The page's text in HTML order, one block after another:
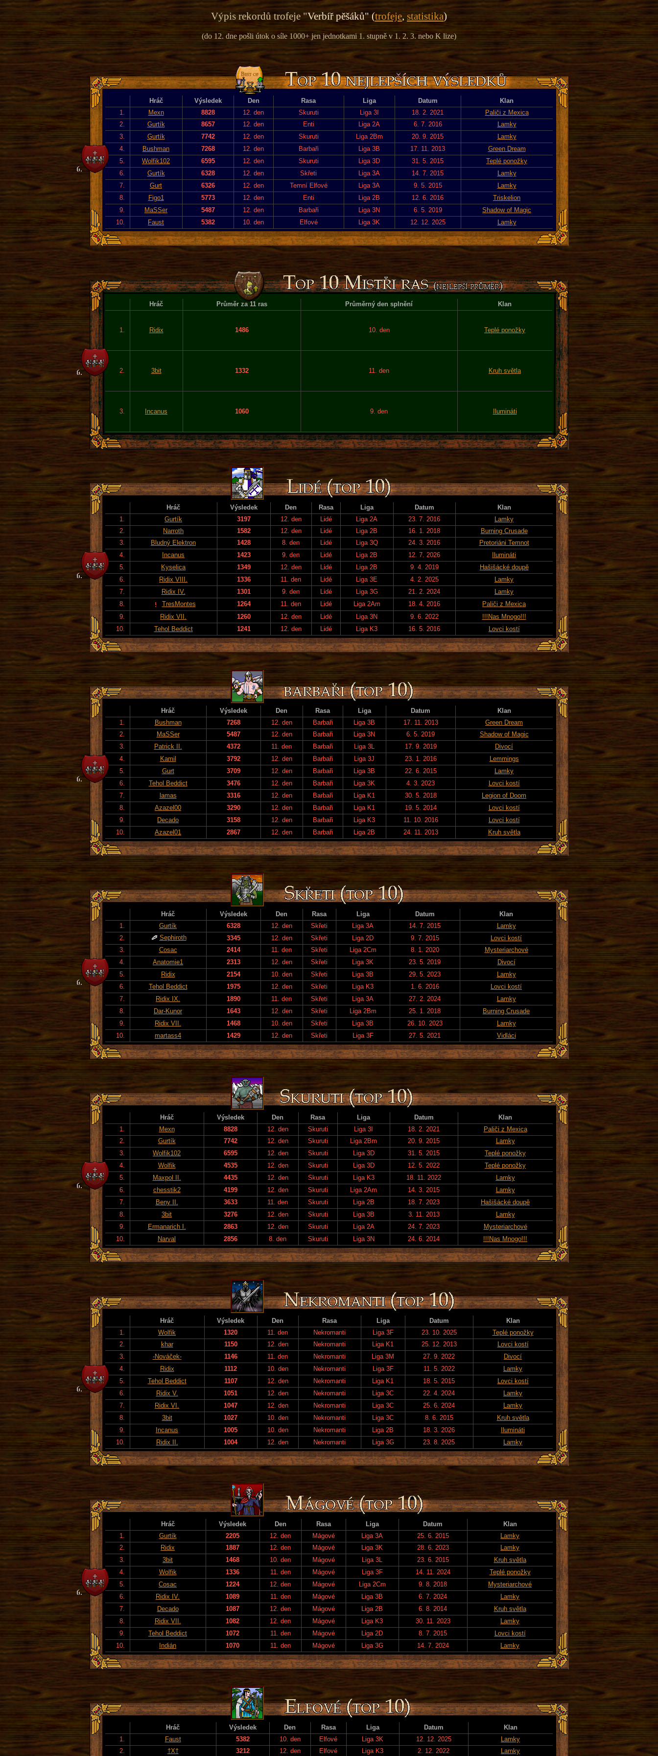
Výpis rekordů trofeje "Verbíř pěšáků" (trofeje,statistika)
(do 12. dne pošli útok o síle 1000+ jen jednotkami 1. stupně v 1. 2. 3. nebo K lize)
Hráč Výsledek Den Rasa Liga Datum
Klan
1.
Mexn 8828 12. den Skuruti Liga 3I 18. 2. 2021
Paliči z Mexica
2.
Gurtík 8657 12. den Enti Liga 2A 6. 7. 2016
Lamky
3.
Gurtík 7742 12. den Skuruti Liga 2Bm 20. 9. 2015
Lamky
4.
Bushman 7268 12. den Barbaři Liga 3B 17. 11. 2013
Green Dream
5.
Wolfik102 6595 12. den Skuruti Liga 3D 31. 5. 2015
Teplé ponožky
6.
Gurtík 6328 12. den Skřeti Liga 3A 14. 7. 2015
Lamky
7.
Gurt 6326 12. den Temní Elfové Liga 3A 9. 5. 2015
Lamky
8.
Figo1 5773 12. den Enti Liga 2B 12. 6. 2016
Triskelion
9.
MaSSer 5487 12. den Barbaři Liga 3N 6. 5. 2019
Shadow of Magic
10.
Faust 5382 10. den Elfové Liga 3K 12. 12. 2025 Lamky
Hráč Průměr za 11 ras Průměrný den splnění Klan
1. Ridix 1486 10. den Teplé ponožky
2. 3bit 1332 11. den Kruh světla
3. Incanus 1060 9. den Ilumináti
Hráč Výsledek Den Rasa Liga Datum
Klan
1.
Gurtík 3197 12. den Lidé Liga 2A 23. 7. 2016
Lamky
2.
Narroth 1582 12. den Lidé Liga 2B 16. 1. 2018
Burning Crusade
3.
Bludný Elektron 1428 8. den Lidé Liga 3Q 24. 3. 2016
Pretoriáni Temnot
4.
Incanus 1423 9. den Lidé Liga 2B 12. 7. 2026
Ilumináti
5.
Kyselica 1349 12. den Lidé Liga 2B 9. 4. 2019
Hašišácké doupě
6.
Ridix VIII. 1336 11. den Lidé Liga 3E 4. 2. 2025
Lamky
7.
Ridix IV. 1301 9. den Lidé Liga 3G 21. 2. 2024
Lamky
8.
TresMontes 1264 11. den Lidé Liga 2Am 18. 4. 2016
Paliči z Mexica
9.
Ridix VII. 1260 12. den Lidé Liga 3N 9. 6. 2022
!!!Nas Mnogo!!!
10.
Tehol Beddict 1241 12. den Lidé Liga K3 16. 5. 2016 Lovci kostí
Hráč Výsledek Den Rasa Liga Datum
Klan
1.
Bushman 7268 12. den Barbaři Liga 3B 17. 11. 2013
Green Dream
2.
MaSSer 5487 12. den Barbaři Liga 3N 6. 5. 2019
Shadow of Magic
3.
Patrick II. 4372 11. den Barbaři Liga 3L 17. 9. 2019
Divocí
4.
Kamil 3792 12. den Barbaři Liga 3J 23. 1. 2016
Lemmings
5.
Gurt 3709 12. den Barbaři Liga 3B 22. 6. 2015
Lamky
6.
Tehol Beddict 3476 12. den Barbaři Liga 3K 4. 3. 2023
Lovci kostí
7.
lamas 3316 12. den Barbaři Liga K1 30. 5. 2018
Legion of Doom
8.
Azazel00 3290 12. den Barbaři Liga K1 19. 5. 2014
Lovci kostí
9.
Decado 3158 12. den Barbaři Liga K3 11. 10. 2016
Lovci kostí
10.
Azazel01 2867 12. den Barbaři Liga 2B 24. 11. 2013 Kruh světla
Hráč Výsledek Den Rasa Liga Datum
Klan
1.
Gurtík 6328 12. den Skřeti Liga 3A 14. 7. 2015
Lamky
2.
Sephiroth 3345 12. den Skřeti Liga 2D 9. 7. 2015
Lovci kostí
3.
Cosac 2414 11. den Skřeti Liga 2Cm 8. 1. 2020
Mysteriarchové
4.
Anatomie1 2313 12. den Skřeti Liga 3K 23. 5. 2019
Divocí
5.
Ridix 2154 10. den Skřeti Liga 3B 29. 5. 2023
Lamky
6.
Tehol Beddict 1975 12. den Skřeti Liga K3 1. 6. 2016
Lovci kostí
7.
Ridix IX. 1890 11. den Skřeti Liga 3A 27. 2. 2024
Lamky
8.
Dar-Kunor 1643 12. den Skřeti Liga 2Bm 25. 1. 2018
Burning Crusade
9.
Ridix VII. 1468 10. den Skřeti Liga 3B 26. 10. 2023
Lamky
10.
martass4 1429 12. den Skřeti Liga 3F 27. 5. 2021 Vidláci
Hráč Výsledek Den Rasa Liga Datum
Klan
1.
Mexn 8828 12. den Skuruti Liga 3I 18. 2. 2021
Paliči z Mexica
2.
Gurtík 7742 12. den Skuruti Liga 2Bm 20. 9. 2015
Lamky
3.
Wolfik102 6595 12. den Skuruti Liga 3D 31. 5. 2015
Teplé ponožky
4.
Wolfik 4535 12. den Skuruti Liga 3D 12. 5. 2022
Teplé ponožky
5.
Maxpol II. 4435 12. den Skuruti Liga K3 18. 11. 2022
Lamky
6.
chesstik2 4199 12. den Skuruti Liga 2Am 14. 3. 2015
Lamky
7.
Beny II. 3633 11. den Skuruti Liga 2B 18. 7. 2023
Hašišácké doupě
8.
3bit 3276 12. den Skuruti Liga 3B 3. 11. 2013
Lamky
9.
Ermanarich I. 2863 12. den Skuruti Liga 2A 24. 7. 2023
Mysteriarchové
10.
Narval 2856 8. den Skuruti Liga 3N 24. 6. 2014 !!!Nas Mnogo!!!
Hráč Výsledek Den Rasa Liga Datum
Klan
1.
Wolfik 1320 11. den Nekromanti Liga 3F 23. 10. 2025
Teplé ponožky
2.
khar 1150 12. den Nekromanti Liga K1 25. 12. 2013
Lovci kostí
3.
-Nováček- 1146 11. den Nekromanti Liga 3M 27. 9. 2022
Divocí
4.
Ridix 1112 10. den Nekromanti Liga 3F 11. 5. 2022
Lamky
5.
Tehol Beddict 1107 12. den Nekromanti Liga K1 18. 5. 2015
Lovci kostí
6.
Ridix V. 1051 12. den Nekromanti Liga 3C 22. 4. 2024
Lamky
7.
Ridix VI. 1047 12. den Nekromanti Liga 3C 25. 6. 2024
Lamky
8.
3bit 1027 10. den Nekromanti Liga 3C 8. 6. 2015
Kruh světla
9.
Incanus 1005 10. den Nekromanti Liga 2B 18. 3. 2026
Ilumináti
10.
Ridix II. 1004 12. den Nekromanti Liga 3G 23. 8. 2025 Lamky
Hráč Výsledek Den Rasa Liga Datum
Klan
1.
Gurtík 2205 12. den Mágové Liga 3A 25. 6. 2015
Lamky
2.
Ridix 1887 12. den Mágové Liga 3K 28. 6. 2023
Lamky
3.
3bit 1468 10. den Mágové Liga 3L 23. 6. 2015
Kruh světla
4.
Wolfik 1336 11. den Mágové Liga 3F 14. 11. 2024
Teplé ponožky
5.
Cosac 1224 12. den Mágové Liga 2Cm 9. 8. 2018
Mysteriarchové
6.
Ridix IV. 1089 11. den Mágové Liga 3B 6. 7. 2024
Lamky
7.
Decado 1087 12. den Mágové Liga 2B 6. 8. 2014
Kruh světla
8.
Ridix VII. 1082 12. den Mágové Liga K3 30. 11. 2023
Lamky
9.
Tehol Beddict 1072 11. den Mágové Liga 2D 8. 7. 2015
Lovci kostí
10.
Indián 1070 11. den Mágové Liga 3G 14. 7. 2024 Lamky
Hráč Výsledek Den Rasa Liga Datum
Klan
1.
Faust 5382 10. den Elfové Liga 3K 12. 12. 2025
Lamky
2.
†X† 3212 12. den Elfové Liga K3 2. 12. 2022 Lamky